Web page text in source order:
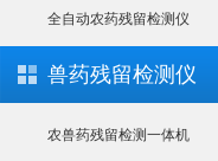
全自动农药残留检测仪
兽药残留检测仪
农兽药残留检测一体机